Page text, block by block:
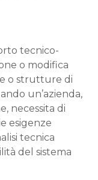
tecnico-
o modifica
o strutture di
un’azienda,
necessita di
esigenze
tecnica
del sistema